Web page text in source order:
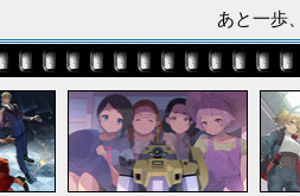
あと一歩